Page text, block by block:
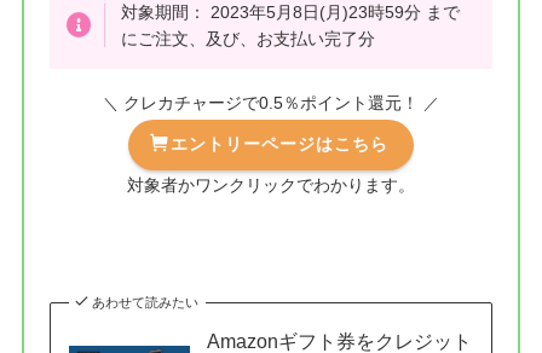
対象期間： 2023年5月8日(月)23時59分 まで
にご注文、及び、お支払い完了分
＼ クレカチャージで0.5％ポイント還元！ ／
エントリーページはこちら
対象者かワンクリックでわかります。
あわせて読みたい
Amazonギフト券をクレジット